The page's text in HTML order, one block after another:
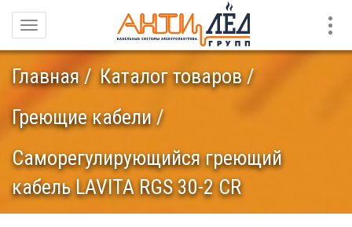
Навигация
Главная
Каталог товаров
Греющие кабели
Саморегулирующийся греющий
кабель LAVITA RGS 30-2 CR